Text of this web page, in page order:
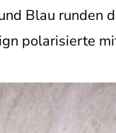
Blau runden
polarisierte